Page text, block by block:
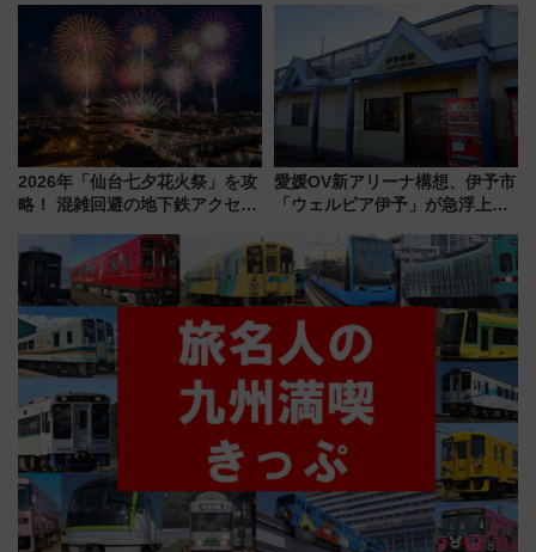
にオーダーメイド型の宿泊プラ
ンが誕生！
ー当時の停車駅」を再現 運転
時刻や特急券の買い方を紹介
2026年「仙台七夕花火祭」を攻
略！ 混雑回避の地下鉄アクセス
火前に楽しむ仙台観光ルートま
で解説！
愛媛OV新アリーナ構想、伊予市
「ウェルピア伊予」が急浮上！
で探る鉄道アクセスの未来